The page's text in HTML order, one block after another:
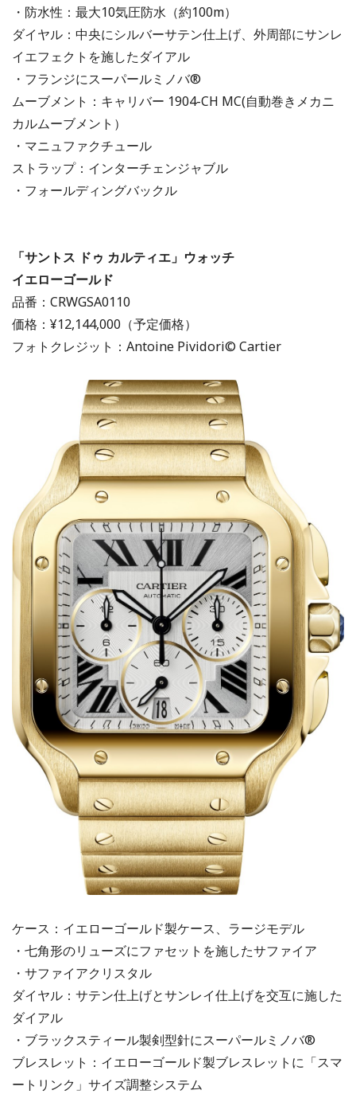
・防水性：最大10気圧防水（約100m）
ダイヤル：中央にシルバーサテン仕上げ、外周部にサンレ
イエフェクトを施したダイアル
・フランジにスーパールミノバ®
ムーブメント：キャリバー 1904-CH MC(自動巻きメカニ
カルムーブメント）
・マニュファクチュール
ストラップ：インターチェンジャブル
・フォールディングバックル
「サントス ドゥ カルティエ」ウォッチ
イエローゴールド
品番：CRWGSA0110
価格：¥12,144,000（予定価格）
フォトクレジット：Antoine Pividori© Cartier
ケース：イエローゴールド製ケース、ラージモデル
・七角形のリューズにファセットを施したサファイア
・サファイアクリスタル
ダイヤル：サテン仕上げとサンレイ仕上げを交互に施した
ダイアル
・ブラックスティール製剣型針にスーパールミノバ®
ブレスレット：イエローゴールド製ブレスレットに「スマ
ートリンク」サイズ調整システム